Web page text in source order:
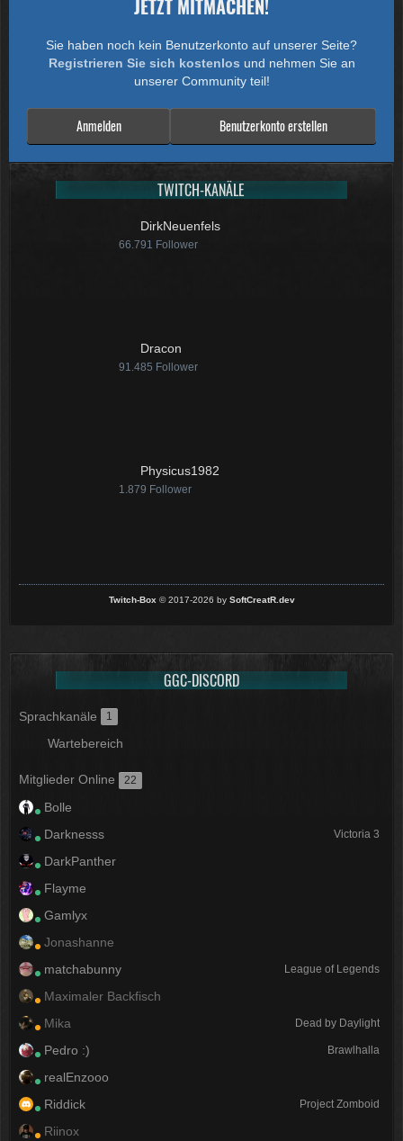
JETZT MITMACHEN!
Sie haben noch kein Benutzerkonto auf unserer Seite?
Registrieren Sie sich kostenlos und nehmen Sie an
unserer Community teil!
Benutzerkonto erstellen
Anmelden
TWITCH-KANÄLE
DirkNeuenfels
66.791 Follower
Dracon
91.485 Follower
Physicus1982
1.879 Follower
Twitch-Box © 2017-2026 by SoftCreatR.dev
GGC-DISCORD
Sprachkanäle 1
Wartebereich
Mitglieder Online 22
Bolle
Darknesss
Victoria 3
DarkPanther
Flayme
Gamlyx
Jonashanne
matchabunny
League of Legends
Maximaler Backfisch
Mika
Dead by Daylight
Pedro :) Brawlhalla
realEnzooo
Riddick
Project Zomboid
Riinox